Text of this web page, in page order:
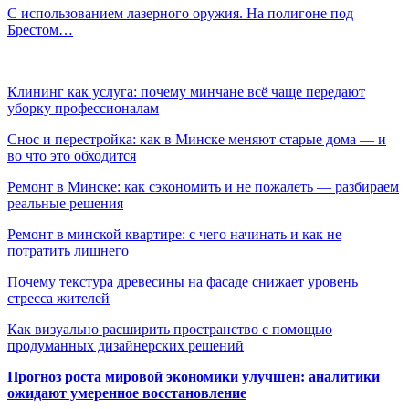
С использованием лазерного оружия. На полигоне под
Брестом…
Клининг как услуга: почему минчане всё чаще передают
уборку профессионалам
Снос и перестройка: как в Минске меняют старые дома — и
во что это обходится
Ремонт в Минске: как сэкономить и не пожалеть — разбираем
реальные решения
Ремонт в минской квартире: с чего начинать и как не
потратить лишнего
Почему текстура древесины на фасаде снижает уровень
стресса жителей
Как визуально расширить пространство с помощью
продуманных дизайнерских решений
Прогноз роста мировой экономики улучшен: аналитики
ожидают умеренное восстановление